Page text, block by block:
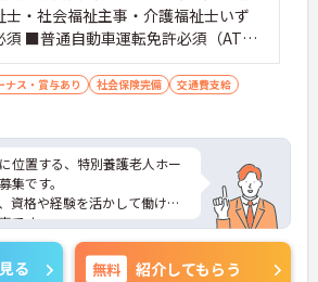
士・社会福祉主事・介護福祉士いず
須 ■普通自動車運転免許必須（AT限
■必要なPCスキル：Word・Excelの
な操作 ■経験必須 ※社会福祉主事・
ナス・賞与あり 社会保険完備
交通費支給
位置する、特別養護老人ホー
集です。
資格や経験を活かして働ける
です。
ライベートとの両立もしやす
る 無料 紹介してもらう